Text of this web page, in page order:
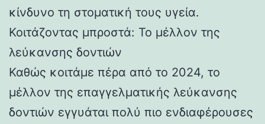
κίνδυνο τη στοματική τους υγεία.
Κοιτάζοντας μπροστά: Το μέλλον της
λεύκανσης δοντιών
Καθώς κοιτάμε πέρα ​​από το 2024, το
μέλλον της επαγγελματικής λεύκανσης
δοντιών εγγυάται πολύ πιο ενδιαφέρουσες